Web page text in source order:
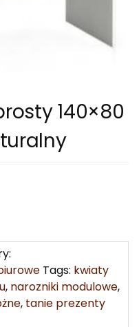
140×80
Tags: kwiaty
, narozniki modulowe,
, tanie prezenty